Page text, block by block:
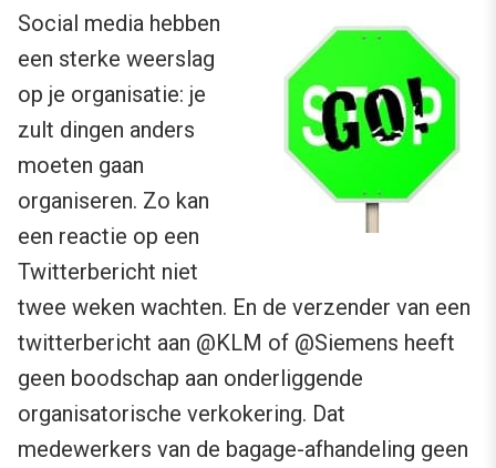
Social media hebben
een sterke weerslag
op je organisatie: je
zult dingen anders
moeten gaan
organiseren. Zo kan
een reactie op een
Twitterbericht niet
twee weken wachten. En de verzender van een
twitterbericht aan @KLM of @Siemens heeft
geen boodschap aan onderliggende
organisatorische verkokering. Dat
medewerkers van de bagage-afhandeling geen